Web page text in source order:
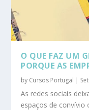
O QUE FAZ UM
PORQUE AS
by Cursos Portugal |
As redes sociais
espaços de convívio